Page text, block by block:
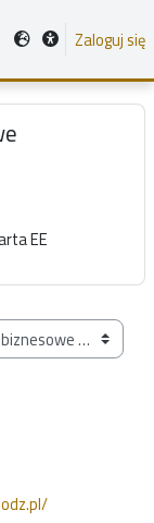
Zaloguj się
EE
wg nazwy,